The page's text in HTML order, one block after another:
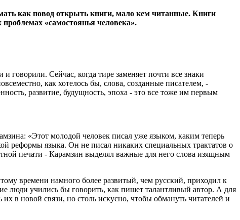
как повод открыть книги, мало кем читанные. Книги
«самостоянья человека».
говорили. Сейчас, когда тире заменяет почти все знаки
как хотелось бы, слова, созданные писателем, -
развитие, будущность, эпоха - это все тоже им первым
«Этот молодой человек писал уже языком, каким теперь
реформы языка. Он не писал никаких специальных трактатов о
печати - Карамзин выделял важные для него слова изящным
времени намного более развитый, чем русский, приходил к
люди учились бы говорить, как пишет талантливый автор. А для
в новой связи, но столь искусно, чтобы обмануть читателей и